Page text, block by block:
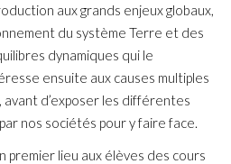
aux grands enjeux globaux,
du système Terre et des
dynamiques qui le
ensuite aux causes multiples
d’exposer les différentes
nos sociétés pour y faire face.
premier lieu aux élèves des cours